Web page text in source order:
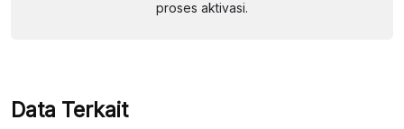
proses aktivasi.
Data Terkait